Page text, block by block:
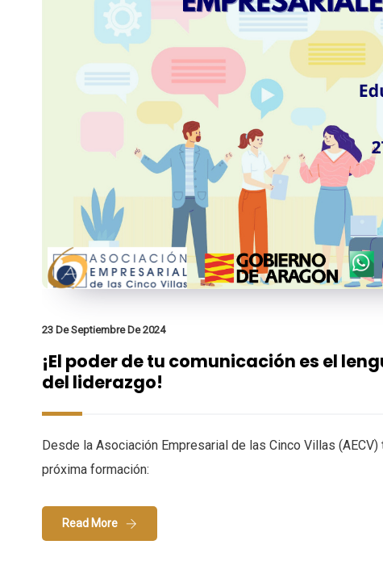
23 De Septiembre De 2024
¡El poder de tu comunicación es el
del liderazgo!
Desde la Asociación Empresarial de las Cinco Villas
próxima formación:
Read More